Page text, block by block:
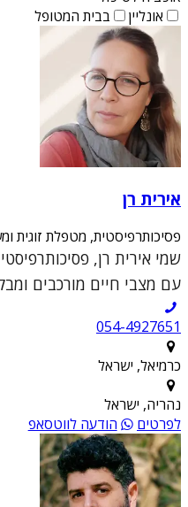
אונליין
בבית המטופל
אירית רן
פסיכותרפיסטית, מטפלת זוגית
עם מצבי חיים מורכבים
054-4927651
כרמיאל, ישראל
נהריה, ישראל
לפרטים
הודעה לווטסאפ